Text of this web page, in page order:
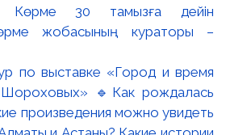
30 тамызға дейін
жобасының кураторы –